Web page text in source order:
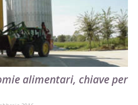
alimentari, chiave per